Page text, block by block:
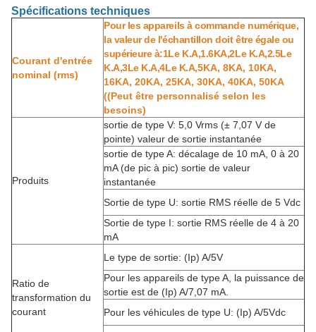
Spécifications techniques
Courant d'entrée
nominal (rms)
Pour les appareils à commande numérique,
la valeur de l'échantillon doit être égale ou
supérieure à:1Le K.A,1.6KA,2Le K.A,2.5Le
K.A,3Le K.A,4Le K.A,5KA, 8KA, 10KA,
16KA, 20KA, 25KA, 30KA, 40KA, 50KA
((Peut être personnalisé selon les
besoins)
Produits
sortie de type V: 5,0 Vrms (± 7,07 V de
pointe) valeur de sortie instantanée
sortie de type A: décalage de 10 mA, 0 à 20
mA (de pic à pic) sortie de valeur
instantanée
Sortie de type U: sortie RMS réelle de 5 Vdc
Sortie de type I: sortie RMS réelle de 4 à 20
mA
Ratio de
transformation du
courant
Le type de sortie: (Ip) A/5V
Pour les appareils de type A, la puissance de
sortie est de (Ip) A/7,07 mA.
Pour les véhicules de type U: (Ip) A/5Vdc